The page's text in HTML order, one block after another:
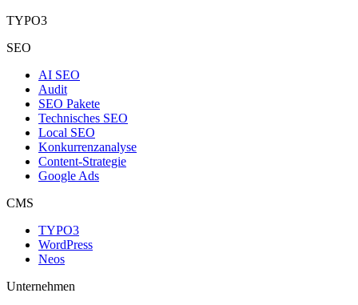
TYPO3
SEO
AI SEO
Audit
SEO Pakete
Technisches SEO
Local SEO
Konkurrenzanalyse
Content-Strategie
Google Ads
CMS
TYPO3
WordPress
Neos
Unternehmen